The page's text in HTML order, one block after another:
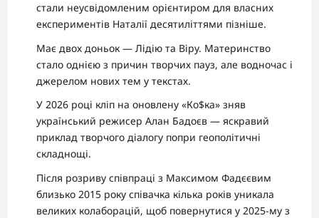
стали неусвідомленим орієнтиром для власних
експериментів Наталії десятиліттями пізніше.
Має двох доньок — Лідію та Віру. Материнство
стало однією з причин творчих пауз, але водночас і
джерелом нових тем у текстах.
У 2026 році кліп на оновлену «Ко$ка» зняв
український режисер Алан Бадоєв — яскравий
приклад творчого діалогу попри геополітичні
складнощі.
Після розриву співпраці з Максимом Фадєєвим
близько 2015 року співачка кілька років уникала
великих колаборацій, щоб повернутися у 2025-му з